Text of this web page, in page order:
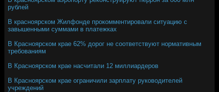
рублей
В красноярском Жилфонде прокомментировали ситуацию с
завышенными суммами в платежках
В Красноярском крае 62% дорог не соответствуют нормативным
требованиям
В Красноярском крае насчитали 12 миллиардеров
В Красноярском крае ограничили зарплату руководителей
учреждений